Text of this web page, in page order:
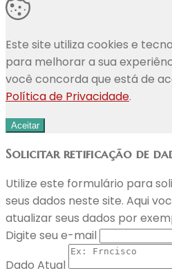
Este site utiliza cookies e
para melhorar a sua
você concorda que está de
Política de Privacidade.
Aceitar
Solicitar retificação de
Utilize este formulário para
seus dados neste site. Aqui
atualizar seus dados por
Digite seu e-mail
Dado Atual